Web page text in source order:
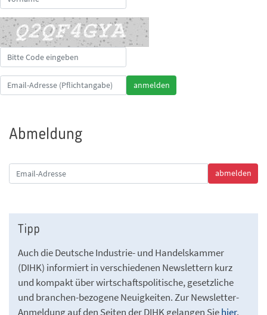
Abmeldung
Tipp
Auch die Deutsche Industrie- und Handelskammer
(DIHK) informiert in verschiedenen Newslettern kurz
und kompakt über wirtschaftspolitische, gesetzliche
und branchen-bezogene Neuigkeiten. Zur Newsletter-
Anmeldung auf den Seiten der DIHK gelangen Siehier.